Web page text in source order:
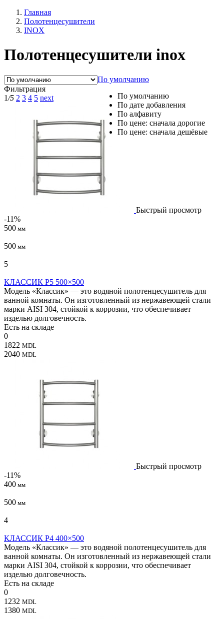
Главная
Полотенцесушители
INOX
Полотенцесушители inox
По умолчанию
Фильтрация
1/5 2 3 4 5 next
Быстрый просмотр
-11%
500 мм
500 мм
5
КЛАССИК P5 500×500
Модель «Классик» — это водяной полотенцесушитель для
ванной комнаты. Он изготовленный из нержавеющей стали
марки AISI 304, стойкой к коррозии, что обеспечивает
изделью долговечность.
Есть на складе
0
1822 MDL
2040 MDL
Быстрый просмотр
-11%
400 мм
500 мм
4
КЛАССИК P4 400×500
Модель «Классик» — это водяной полотенцесушитель для
ванной комнаты. Он изготовленный из нержавеющей стали
марки AISI 304, стойкой к коррозии, что обеспечивает
изделью долговечность.
Есть на складе
0
1232 MDL
1380 MDL
По умолчанию
По дате добавления
По алфавиту
По цене: сначала дорогие
По цене: сначала дешёвые